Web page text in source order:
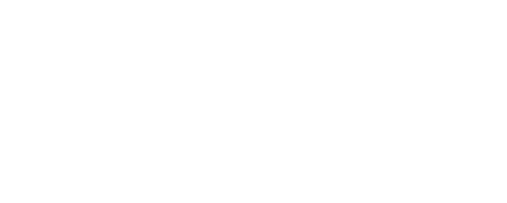
品です。